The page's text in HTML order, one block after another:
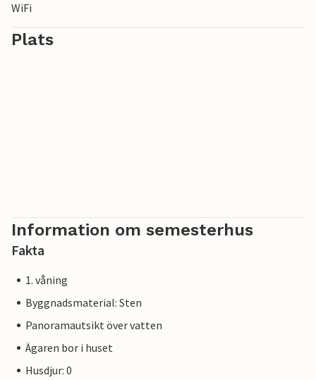
WiFi
Plats
Information om semesterhus
Fakta
1. våning
Byggnadsmaterial: Sten
Panoramautsikt över vatten
Ägaren bor i huset
Husdjur: 0